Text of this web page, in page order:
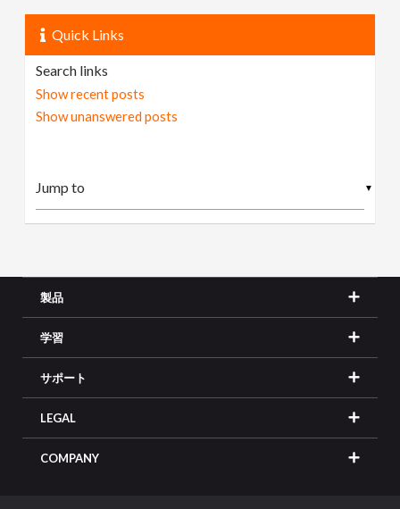
Quick Links
Search links
Show recent posts
Show unanswered posts
▼
製品
学習
サポート
LEGAL
COMPANY